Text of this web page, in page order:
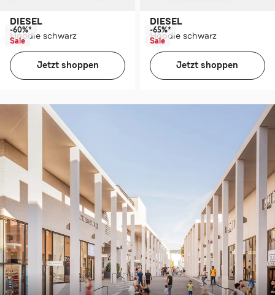
DIESEL
Hoodie schwarz
-60%*
Sale
Jetzt shoppen
DIESEL
Hoodie schwarz
-65%*
Sale
Jetzt shoppen